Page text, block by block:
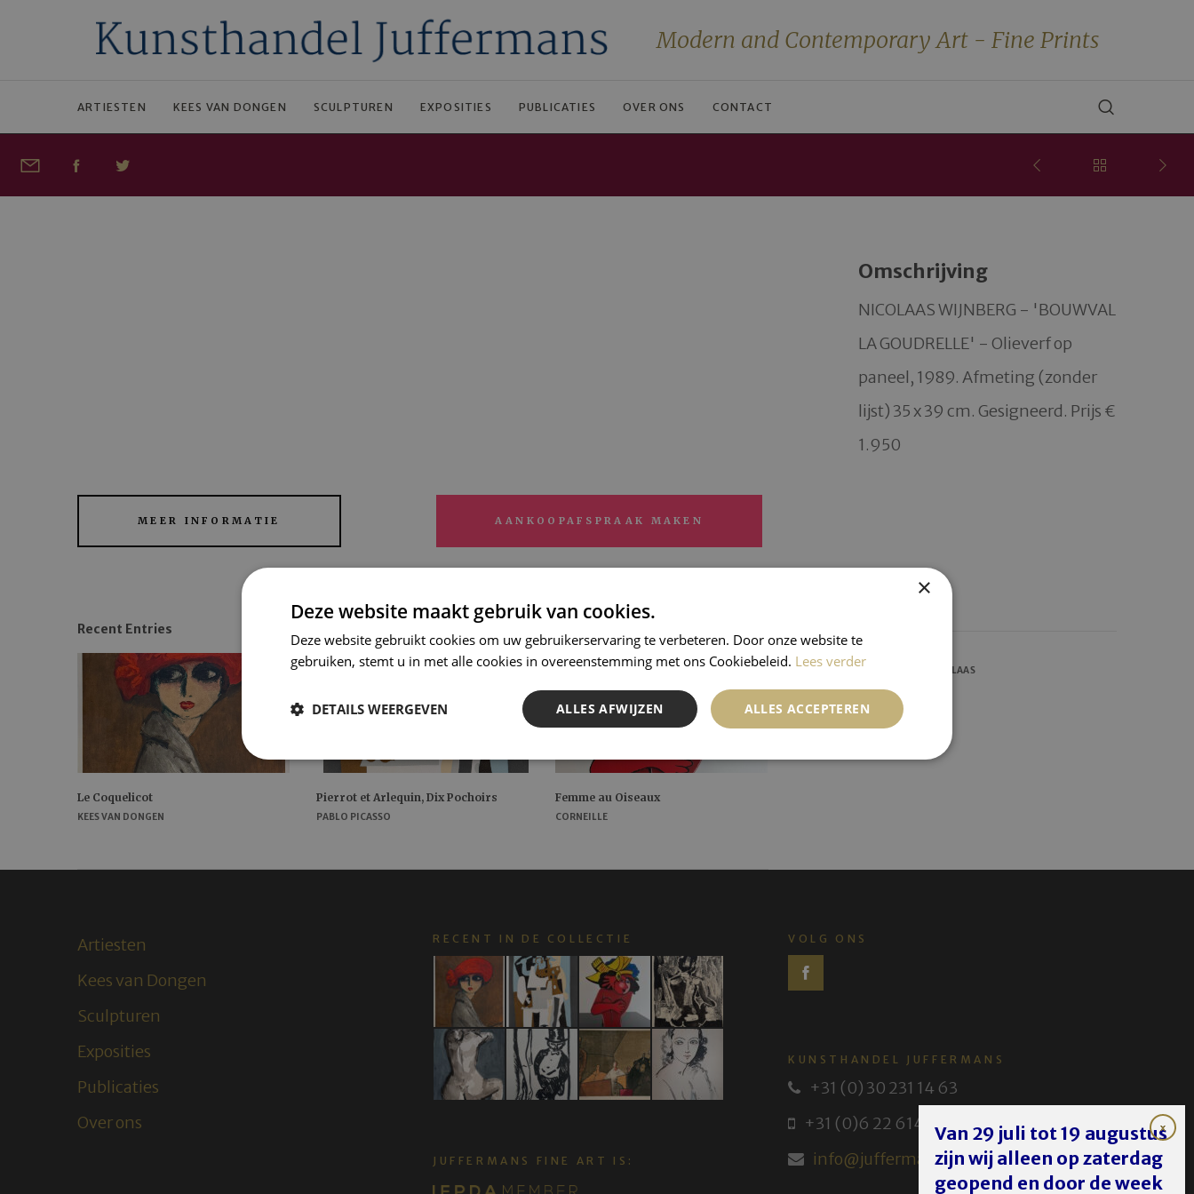
Modern and Contemporary Art - Fine Prints
ARTIESTEN KEES VAN DONGEN SCULPTUREN EXPOSITIES PUBLICATIES OVER ONS CONTACT
MEER INFORMATIE AANKOOPAFSPRAAK MAKEN
Recent Entries
Le Coquelicot
KEES VAN DONGEN
Pierrot et Arlequin, Dix Pochoirs
PABLO PICASSO
Femme au Oiseaux
CORNEILLE
Omschrijving
NICOLAAS WIJNBERG - 'BOUWVAL
LA GOUDRELLE' - Olieverf op
paneel, 1989. Afmeting (zonder
lijst) 35 x 39 cm. Gesigneerd. Prijs €
1.950
WIJNBERG, NICOLAAS
Artiesten
Kees van Dongen
Sculpturen
Exposities
Publicaties
Over ons
RECENT IN DE COLLECTIE
JUFFERMANS FINE ART IS:
VOLG ONS
KUNSTHANDEL JUFFERMANS
+31 (0) 30 231 14 63
+31 (0)6 22 614 582
info@juffermans.nl
Van 29 juli tot 19 augustus
zijn wij alleen op zaterdag
geopend en door de week
×
Deze website maakt gebruik van cookies.
Deze website gebruikt cookies om uw gebruikerservaring te verbeteren. Door onze website te
gebruiken, stemt u in met alle cookies in overeenstemming met ons Cookiebeleid. Lees verder
ALLES ACCEPTEREN
ALLES AFWIJZEN
DETAILS WEERGEVEN